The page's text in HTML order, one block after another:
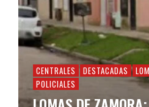
CENTRALES DESTACADAS
POLICIALES